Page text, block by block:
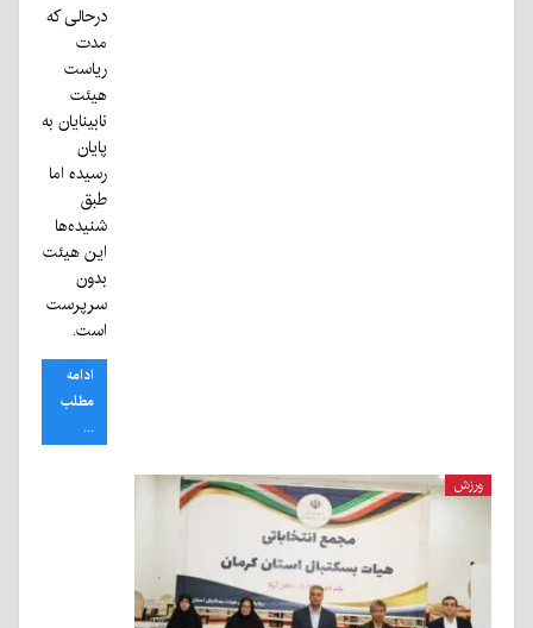
درحالی که
مدت
ریاست
هیئت
نابینایان به
پایان
رسیده اما
طبق
شنیده‌ها
این هیئت
بدون
سرپرست
است.
ادامه
مطلب
...
ورزش